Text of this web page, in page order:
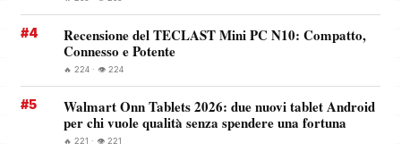
#4
Recensione del TECLAST Mini PC N10: Compatto,
Connesso e Potente
🔥 224 · 👁️ 224
#5
Walmart Onn Tablets 2026: due nuovi tablet Android
per chi vuole qualità senza spendere una fortuna
🔥 221 · 👁️ 221